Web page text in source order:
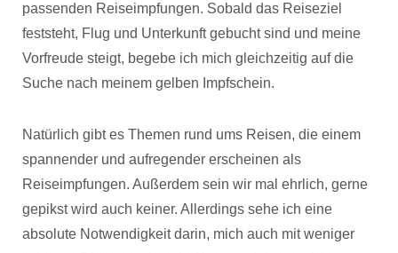
passenden Reiseimpfungen. Sobald das Reiseziel
feststeht, Flug und Unterkunft gebucht sind und meine
Vorfreude steigt, begebe ich mich gleichzeitig auf die
Suche nach meinem gelben Impfschein.
Natürlich gibt es Themen rund ums Reisen, die einem
spannender und aufregender erscheinen als
Reiseimpfungen. Außerdem sein wir mal ehrlich, gerne
gepikst wird auch keiner. Allerdings sehe ich eine
absolute Notwendigkeit darin, mich auch mit weniger